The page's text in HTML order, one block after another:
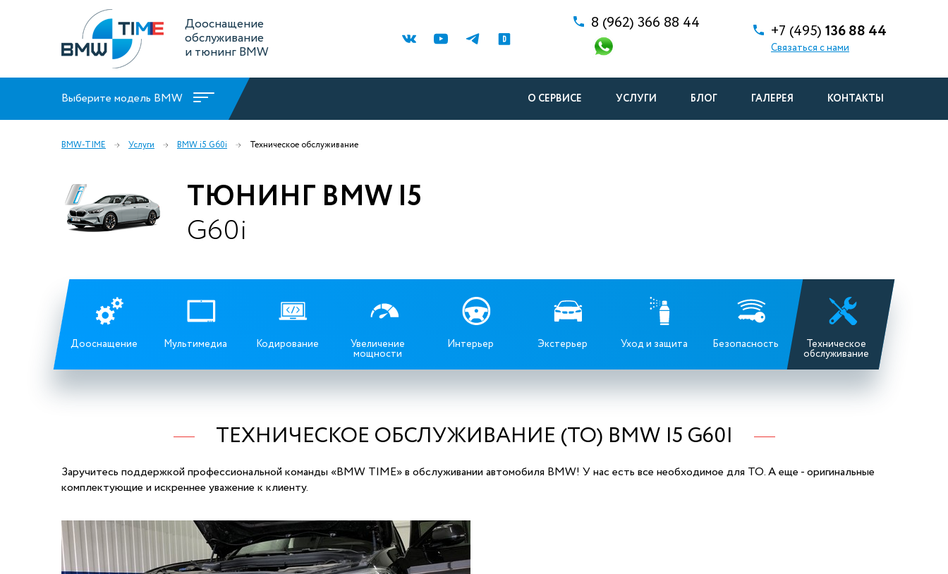
Дооснащение
обслуживание
и тюнинг BMW
8 (962) 366 88 44 +7 (495) 136 88 44
Связаться с нами
Выберите модель BMW О СЕРВИСЕ УСЛУГИ БЛОГ ГАЛЕРЕЯ КОНТАКТЫ
BMW-TIME Услуги BMW i5 G60i Техническое обслуживание
ТЮНИНГ BMW I5
G60i
Дооснащение Мультимедиа Кодирование Увеличение
мощности
Интерьер Экстерьер Уход и защита Безопасность Техническое
обслуживание
ТЕХНИЧЕСКОЕ ОБСЛУЖИВАНИЕ (ТО) BMW I5 G60I
Заручитесь поддержкой профессиональной команды «BMW TIME» в обслуживании автомобиля BMW! У нас есть все необходимое для ТО. А еще - оригинальные
комплектующие и искреннее уважение к клиенту.